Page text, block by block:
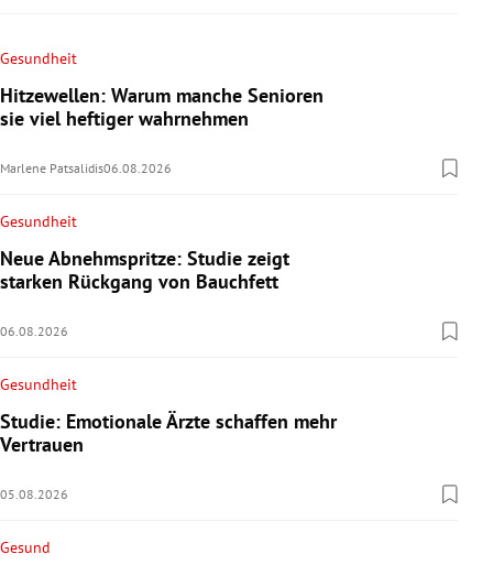
Gesundheit
Hitzewellen: Warum manche Senioren
sie viel heftiger wahrnehmen
Marlene Patsalidis06.08.2026
Gesundheit
Neue Abnehmspritze: Studie zeigt
starken Rückgang von Bauchfett
06.08.2026
Gesundheit
Studie: Emotionale Ärzte schaffen mehr
Vertrauen
05.08.2026
Gesund